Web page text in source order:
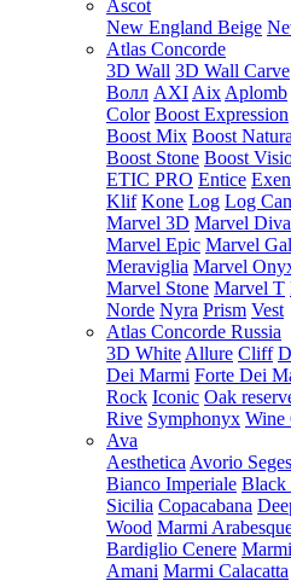
Ascot
New England Beige
Atlas Concorde
3D Wall 3D Wall Carve
Волл AXI Aix Aplomb
Color Boost Expression
Boost Mix Boost
Boost Stone Boost
ETIC PRO Entice
Klif Kone Log Log
Marvel 3D Marvel Diva
Marvel Epic Marvel
Meraviglia Marvel
Marvel Stone Marvel T
Norde Nyra Prism Vest
Atlas Concorde Russia
3D White Allure Cliff
Dei Marmi Forte Dei
Rock Iconic Oak
Rive Symphonyx Wine
Ava
Aesthetica Avorio
Bianco Imperiale Black
Sicilia Copacabana
Wood Marmi
Bardiglio Cenere
Amani Marmi Calacatta